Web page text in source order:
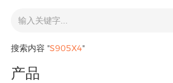
搜索内容 "S905X4"
产品